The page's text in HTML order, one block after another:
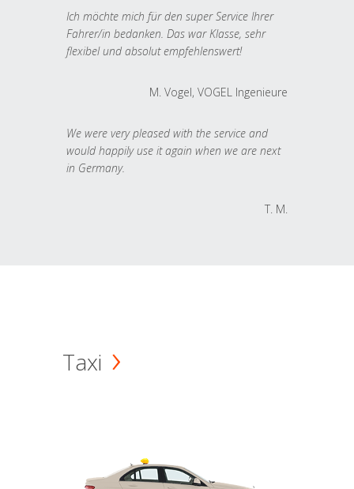
Ich möchte mich für den super Service Ihrer
Fahrer/in bedanken. Das war Klasse, sehr
flexibel und absolut empfehlenswert!
M. Vogel, VOGEL Ingenieure
We were very pleased with the service and
would happily use it again when we are next
in Germany.
T. M.
Taxi